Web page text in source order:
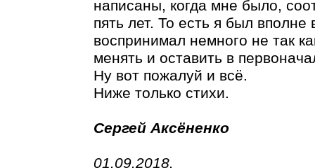
написаны, когда мне было,
пять лет. То есть я был
воспринимал немного не так
менять и оставить в
Ну вот пожалуй и всё.
Ниже только стихи.
Сергей Аксёненко
01.09.2018.